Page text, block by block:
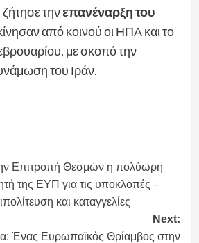
τηνεπανέναρξη του
από κοινού οι ΗΠΑ και το
με σκοπό την
του Ιράν.
Επιτροπή Θεσμών η πολύωρη
της ΕΥΠ για τις υποκλοπές –
και καταγγελίες
Next:
Ένας Ευρωπαϊκός Θρίαμβος στην